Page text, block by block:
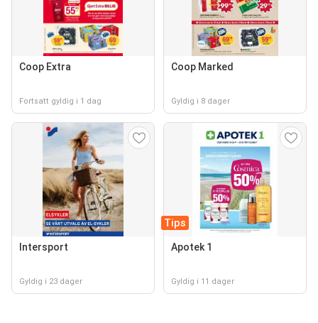
Coop Extra
Fortsatt gyldig i 1 dag
Coop Marked
Gyldig i 8 dager
Intersport
Gyldig i 23 dager
Tips
Apotek 1
Gyldig i 11 dager